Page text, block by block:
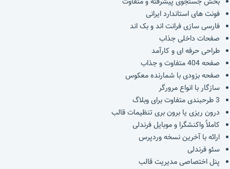
فونت های استاندارد ایرانی
فارسی سازی فرانت اند و بک اند
صفحات داخلی جذاب
طراحی حرفه ای و کارآمد
صفحه 404 متفاوت و جذاب
صفحه بزودی با شمارنده معکوس
سازگار با انواع مرورگر
3 طرحبندی متفاوت برای وبلاگ
درون ریزی یا برون بری تنظیمات قالب
کاملاً واکنشگرا و موبایل فرندلی
ارائه با آخرین نسخه وردپرس
سئو فرندلی
پنل اختصاصی مدیریت قالب